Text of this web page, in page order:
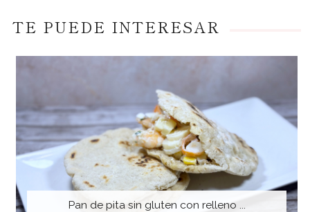
TE PUEDE INTERESAR
Pan de pita sin gluten con relleno ...